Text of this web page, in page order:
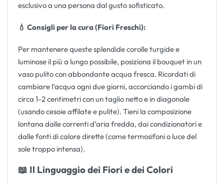
esclusivo a una persona dal gusto sofisticato.
💧 Consigli per la cura (Fiori Freschi):
Per mantenere queste splendide corolle turgide e
luminose il più a lungo possibile, posiziona il bouquet in un
vaso pulito con abbondante acqua fresca. Ricordati di
cambiare l’acqua ogni due giorni, accorciando i gambi di
circa 1-2 centimetri con un taglio netto e in diagonale
(usando cesoie affilate e pulite). Tieni la composizione
lontana dalle correnti d’aria fredda, dai condizionatori e
dalle fonti di calore dirette (come termosifoni o luce del
sole troppo intensa).
📖 Il Linguaggio dei Fiori e dei Colori